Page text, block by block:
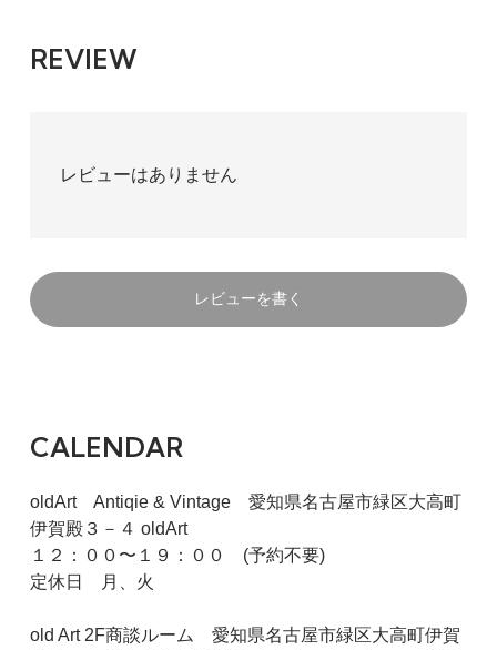
REVIEW
レビューはありません
レビューを書く
CALENDAR
oldArt Antiqie & Vintage 愛知県名古屋市緑区大高町
伊賀殿３－４ oldArt
１２：００〜１９：００ (予約不要)
定休日 月、火
old Art 2F商談ルーム 愛知県名古屋市緑区大高町伊賀